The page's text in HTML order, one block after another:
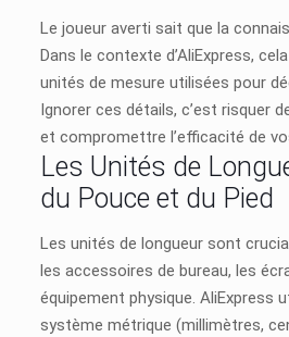
Le joueur averti sait que la
Dans le contexte d’AliExpress,
unités de mesure utilisées pour
Ignorer ces détails, c’est risquer
et compromettre l’efficacité de
Les Unités de
du Pouce et du Pied
Les unités de longueur sont
les accessoires de bureau, les
équipement physique. AliExpress
système métrique (millimètres,